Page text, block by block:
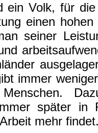
ein Volk, für
einen
seiner
immer
später in
mehr